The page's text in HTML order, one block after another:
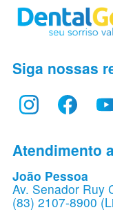
Siga nossas
Atendimento
João Pessoa
Av. Senador Ruy
(83) 2107-8900